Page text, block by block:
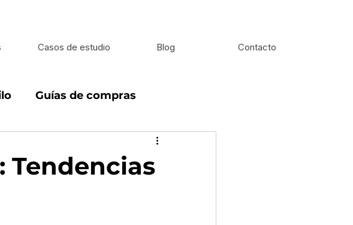
Casos de estudio Blog Contacto
Guías de compras
Tendencias